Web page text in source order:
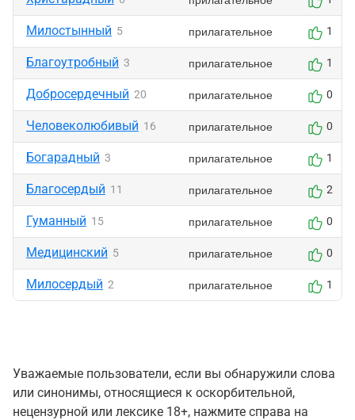
Милостынный 5 прилагательное 1
Благоутробный 3 прилагательное 1
Добросердечный 20 прилагательное 0
Человеколюбивый 16 прилагательное 0
Богарадный 3 прилагательное 1
Благосердый 11 прилагательное 2
Гуманный 15 прилагательное 0
Медицинский 5 прилагательное 0
Милосердый 2 прилагательное 1
Уважаемые пользователи, если вы обнаружили слова
или синонимы, относящиеся к оскорбительной,
нецензурной или лексике 18+, нажмите справа на